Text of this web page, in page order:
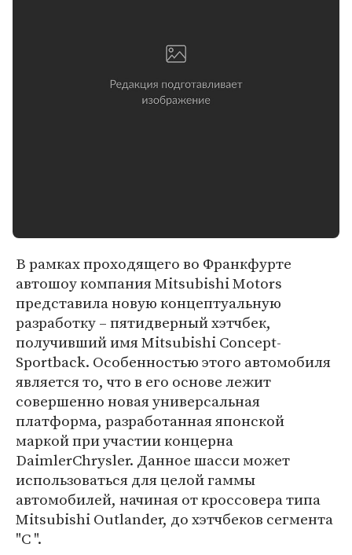
В рамках проходящего во Франкфурте
автошоу компания Mitsubishi Motors
представила новую концептуальную
разработку – пятидверный хэтчбек,
получивший имя Mitsubishi Concept-
Sportback. Особенностью этого автомобиля
является то, что в его основе лежит
совершенно новая универсальная
платформа, разработанная японской
маркой при участии концерна
DaimlerChrysler. Данное шасси может
использоваться для целой гаммы
автомобилей, начиная от кроссовера типа
Mitsubishi Outlander, до хэтчбеков сегмента
"C ".